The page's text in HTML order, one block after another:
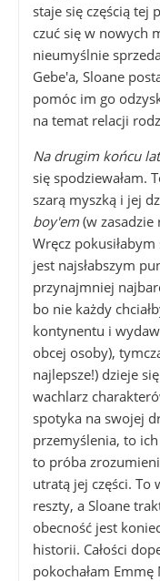
staje się częścią tej
czuć się w nowych
nieumyślnie
Gebe'a, Sloane
pomóc im go
na temat relacji
Na drugim końcu
się spodziewałam.
szarą myszką i jej
boy'em(w zasadzie
Wręcz
jest najsłabszym
przynajmniej
bo nie każdy
kontynentu i
obcej osoby),
najlepsze!) dzieje
wachlarz
spotyka na swojej
przemyślenia, to
to próba
utratą jej części. To
reszty, a Sloane
obecność jest
historii. Całości
pokochałam